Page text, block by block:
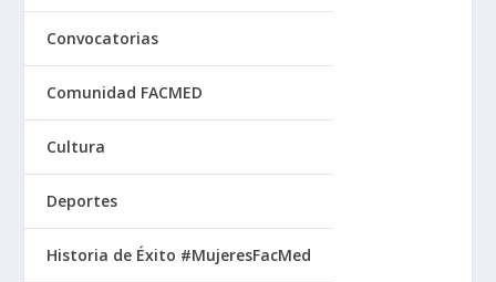
Convocatorias
Comunidad FACMED
Cultura
Deportes
Historia de Éxito #MujeresFacMed